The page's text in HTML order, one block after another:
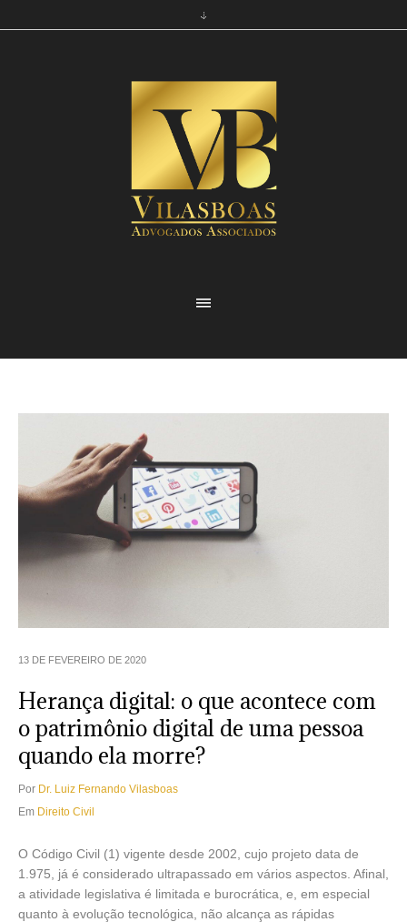
13 DE FEVEREIRO DE 2020
Herança digital: o que acontece com
o patrimônio digital de uma pessoa
quando ela morre?
Por Dr. Luiz Fernando Vilasboas
Em Direito Civil
O Código Civil (1) vigente desde 2002, cujo projeto data de
1.975, já é considerado ultrapassado em vários aspectos. Afinal,
a atividade legislativa é limitada e burocrática, e, em especial
quanto à evolução tecnológica, não alcança as rápidas